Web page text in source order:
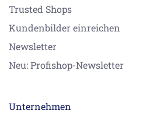
Trusted Shops
Kundenbilder einreichen
Newsletter
Neu: Profishop-Newsletter
Unternehmen